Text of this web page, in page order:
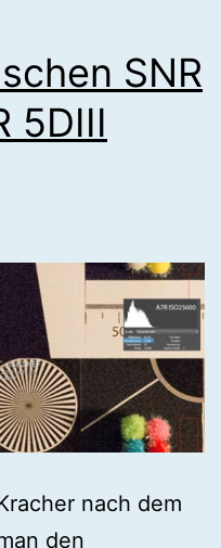
SNR
5DIII
nach dem
den